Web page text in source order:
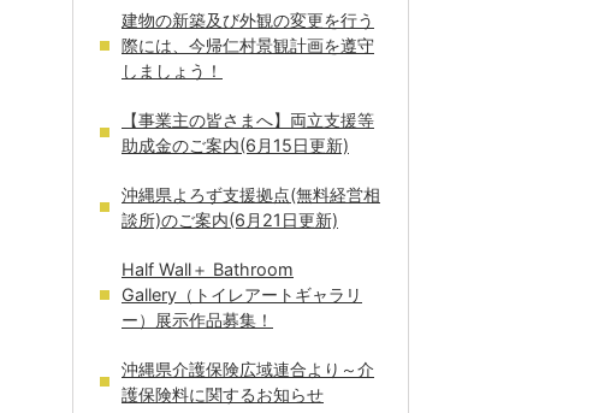
建物の新築及び外観の変更を行う
際には、今帰仁村景観計画を遵守
しましょう！
【事業主の皆さまへ】両立支援等
助成金のご案内(6月15日更新)
沖縄県よろず支援拠点(無料経営相
談所)のご案内(6月21日更新)
Half Wall＋ Bathroom
Gallery（トイレアートギャラリ
ー）展示作品募集！
沖縄県介護保険広域連合より～介
護保険料に関するお知らせ